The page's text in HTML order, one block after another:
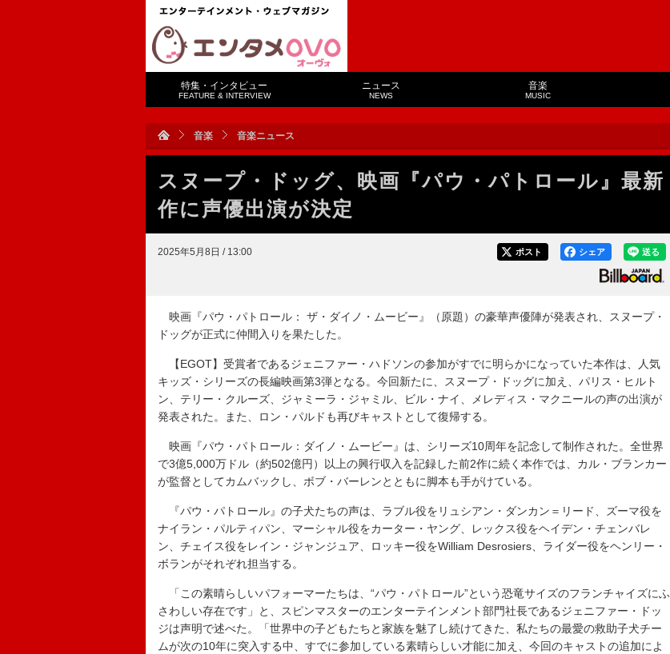
特集・インタビュー
FEATURE & INTERVIEW
ニュース
NEWS
音楽
MUSIC
音楽 音楽ニュース
スヌープ・ドッグ、映画『パウ・パトロール』最新
作に声優出演が決定
2025年5月8日 / 13:00 送る
シェア
ポスト
映画『パウ・パトロール： ザ・ダイノ・ムービー』（原題）の豪華声優陣が発表され、スヌープ・
ドッグが正式に仲間入りを果たした。
【EGOT】受賞者であるジェニファー・ハドソンの参加がすでに明らかになっていた本作は、人気
キッズ・シリーズの長編映画第3弾となる。今回新たに、スヌープ・ドッグに加え、パリス・ヒルト
ン、テリー・クルーズ、ジャミーラ・ジャミル、ビル・ナイ、メレディス・マクニールの声の出演が
発表された。また、ロン・パルドも再びキャストとして復帰する。
映画『パウ・パトロール：ダイノ・ムービー』は、シリーズ10周年を記念して制作された。全世界
で3億5,000万ドル（約502億円）以上の興行収入を記録した前2作に続く本作では、カル・ブランカー
が監督としてカムバックし、ボブ・バーレンとともに脚本も手がけている。
『パウ・パトロール』の子犬たちの声は、ラブル役をリュシアン・ダンカン＝リード、ズーマ役を
ナイラン・パルティパン、マーシャル役をカーター・ヤング、レックス役をヘイデン・チェンバレ
ン、チェイス役をレイン・ジャンジュア、ロッキー役をWilliam Desrosiers、ライダー役をヘンリー・
ボランがそれぞれ担当する。
「この素晴らしいパフォーマーたちは、“パウ・パトロール”という恐竜サイズのフランチャイズにふ
さわしい存在です」と、スピンマスターのエンターテインメント部門社長であるジェニファー・ドッ
ジは声明で述べた。「世界中の子どもたちと家族を魅了し続けてきた、私たちの最愛の救助子犬チー
ムが次の10年に突入する中、すでに参加している素晴らしい才能に加え、今回のキャストの追加によ